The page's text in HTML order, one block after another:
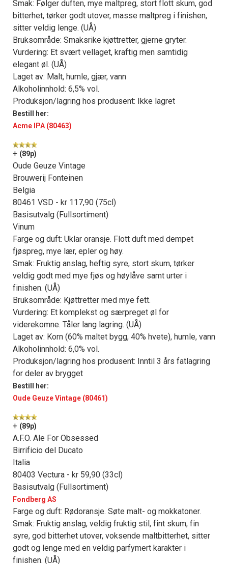
kan fritt velge hvilke du ønsker å få
tilsendt.
Registrer deg
Smak: Følger duften, mye maltpreg, stort flott skum, god
bitterhet, tørker godt utover, masse maltpreg i finishen,
sitter veldig lenge. (UÅ)
Bruksområde: Smaksrike kjøttretter, gjerne gryter.
Vurdering: Et svært vellaget, kraftig men samtidig
elegant øl. (UÅ)
Laget av: Malt, humle, gjær, vann
Alkoholinnhold: 6,5% vol.
Produksjon/lagring hos produsent: Ikke lagret
Bestill her:
Acme IPA (80463)
+ (89p)
Oude Geuze Vintage
Brouwerij Fonteinen
Belgia
80461 VSD - kr 117,90 (75cl)
Basisutvalg (Fullsortiment)
Vinum
Farge og duft: Uklar oransje. Flott duft med dempet
fjøspreg, mye lær, epler og høy.
Smak: Fruktig anslag, heftig syre, stort skum, tørker
veldig godt med mye fjøs og høylåve samt urter i
finishen. (UÅ)
Bruksområde: Kjøttretter med mye fett.
Vurdering: Et komplekst og særpreget øl for
viderekomne. Tåler lang lagring. (UÅ)
Laget av: Korn (60% maltet bygg, 40% hvete), humle, vann
Alkoholinnhold: 6,0% vol.
Produksjon/lagring hos produsent: Inntil 3 års fatlagring
for deler av brygget
Bestill her:
Oude Geuze Vintage (80461)
+ (89p)
A.F.O. Ale For Obsessed
Birrificio del Ducato
Italia
80403 Vectura - kr 59,90 (33cl)
Basisutvalg (Fullsortiment)
Fondberg AS
Farge og duft: Rødoransje. Søte malt- og mokkatoner.
Smak: Fruktig anslag, veldig fruktig stil, fint skum, fin
syre, god bitterhet utover, voksende maltbitterhet, sitter
godt og lenge med en veldig parfymert karakter i
finishen. (UÅ)